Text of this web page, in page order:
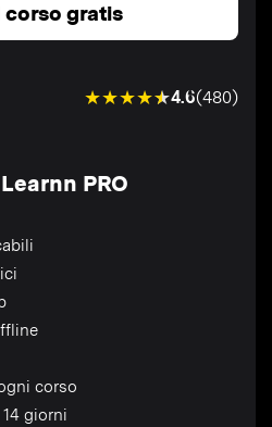
corso gratis
4.6(480)
PRO
corso
giorni